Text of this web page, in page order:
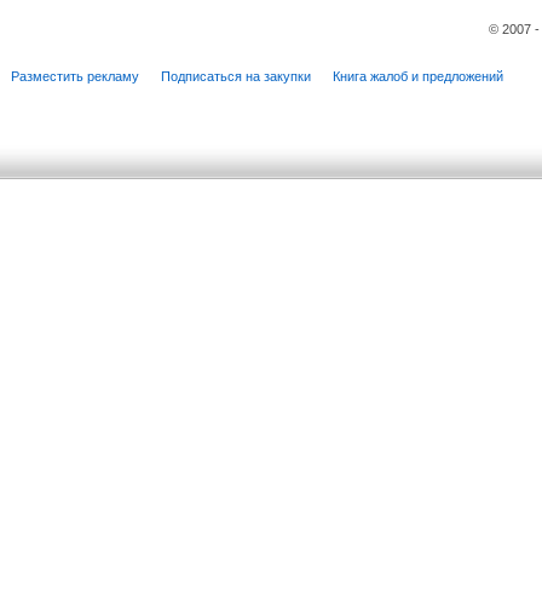
© 2007
Разместить рекламу Подписаться на закупки Книга жалоб и предложений